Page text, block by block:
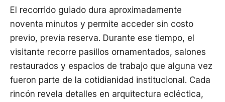
El recorrido guiado dura aproximadamente
noventa minutos y permite acceder sin costo
previo, previa reserva. Durante ese tiempo, el
visitante recorre pasillos ornamentados, salones
restaurados y espacios de trabajo que alguna vez
fueron parte de la cotidianidad institucional. Cada
rincón revela detalles en arquitectura ecléctica,